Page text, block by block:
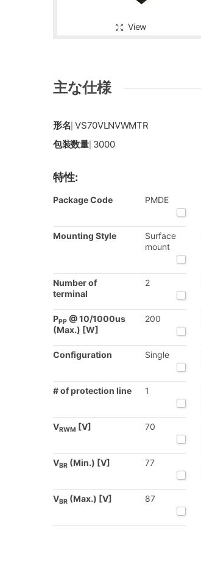
View
主な仕様
形名 |VS70VLNVWMTR
包装数量| 3000
特性:
Package Code PMDE
Mounting Style
Surface
mount
Number of
terminal
2
PPP @ 10/1000us
(Max.) [W]
200
Configuration Single
# of protection line 1
VRWM [V] 70
VBR (Min.) [V] 77
VBR (Max.) [V] 87